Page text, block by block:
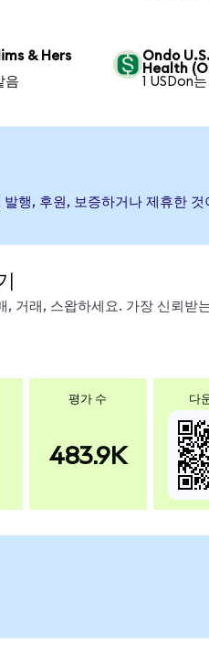
& Hers
음
Ondo
Health
1 USDon
행, 후원, 보증하거나 제휴한
거래, 스왑하세요. 가장 신뢰받
평가 수
483.9K
다